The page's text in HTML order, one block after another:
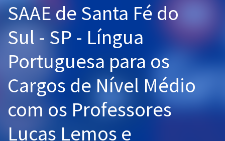
Pós
Graduação
OAB
Mentorias
Questões grátis
Conteúdo gratuito
SAAE de Santa Fé do
Sul - SP - Língua
Portuguesa para os
Cargos de Nível Médio
com os Professores
Lucas Lemos e